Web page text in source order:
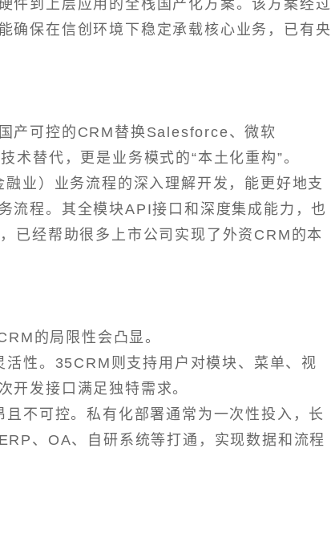
件到上层应用的全栈国产化方案。该方案经过
确保在信创环境下稳定承载核心业务，已有央
产可控的CRM替换Salesforce、微软
替代，更是业务模式的“本土化重构”。
业）业务流程的深入理解开发，能更好地支
流程。其全模块API接口和深度集成能力，也
已经帮助很多上市公司实现了外资CRM的本
的局限性会凸显。
性。35CRM则支持用户对模块、菜单、视
开发接口满足独特需求。
不可控。私有化部署通常为一次性投入，长
、OA、自研系统等打通，实现数据和流程